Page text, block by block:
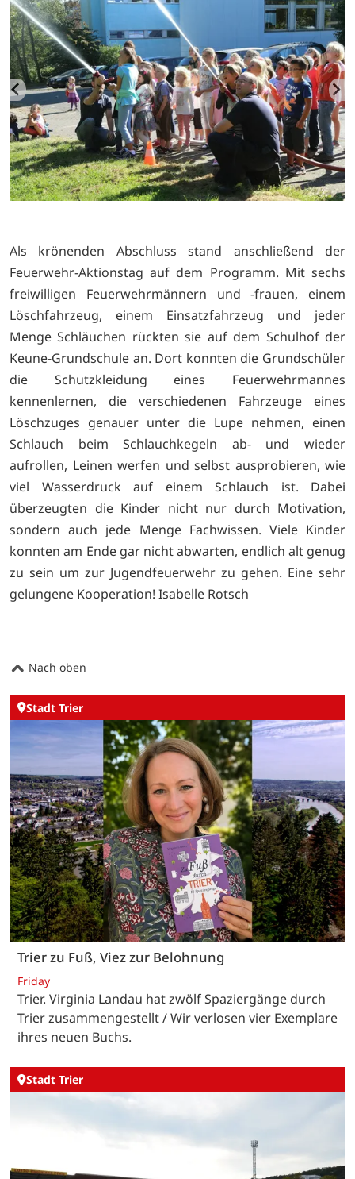
Als krönenden Abschluss stand anschließend der
Feuerwehr-Aktionstag auf dem Programm. Mit sechs
freiwilligen Feuerwehrmännern und -frauen, einem
Löschfahrzeug, einem Einsatzfahrzeug und jeder
Menge Schläuchen rückten sie auf dem Schulhof der
Keune-Grundschule an. Dort konnten die Grundschüler
die Schutzkleidung eines Feuerwehrmannes
kennenlernen, die verschiedenen Fahrzeuge eines
Löschzuges genauer unter die Lupe nehmen, einen
Schlauch beim Schlauchkegeln ab- und wieder
aufrollen, Leinen werfen und selbst ausprobieren, wie
viel Wasserdruck auf einem Schlauch ist. Dabei
überzeugten die Kinder nicht nur durch Motivation,
sondern auch jede Menge Fachwissen. Viele Kinder
konnten am Ende gar nicht abwarten, endlich alt genug
zu sein um zur Jugendfeuerwehr zu gehen. Eine sehr
gelungene Kooperation! Isabelle Rotsch
Nach oben
Stadt Trier
Trier zu Fuß, Viez zur Belohnung
Friday
Trier. Virginia Landau hat zwölf Spaziergänge durch
Trier zusammengestellt / Wir verlosen vier Exemplare
ihres neuen Buchs.
Stadt Trier